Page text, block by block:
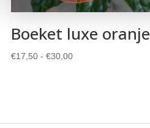
Boeket luxe oranje
€17,50 - €30,00Prijsklasse: